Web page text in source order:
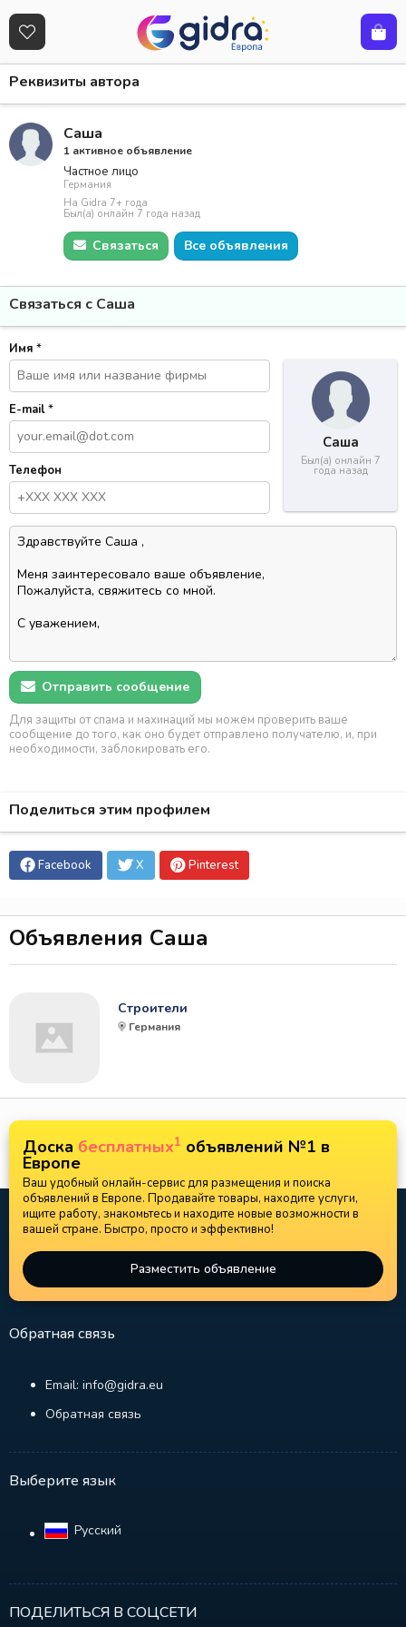
Реквизиты автора
Саша
1 активное объявление
Частное лицо
Германия
На Gidra 7+ года
Был(а) онлайн 7 года назад
Связаться Все объявления
Связаться с Саша
Саша
Был(а) онлайн 7
года назад
Имя *
E-mail*
Телефон
Отправить сообщение
Для защиты от спама и махинаций мы можем проверить ваше
сообщение до того, как оно будет отправлено получателю, и, при
необходимости, заблокировать его.
Поделиться этим профилем
Facebook X Pinterest
Объявления Саша
Строители
Германия
Доска бесплатных1 объявлений №1 в
Европе
Ваш удобный онлайн-сервис для размещения и поиска
объявлений в Европе. Продавайте товары, находите услуги,
ищите работу, знакомьтесь и находите новые возможности в
вашей стране. Быстро, просто и эффективно!
Разместить объявление
Обратная связь
Email: info@gidra.eu
Обратная связь
Выберите язык
Русский‎
ПОДЕЛИТЬСЯ В СОЦСЕТИ